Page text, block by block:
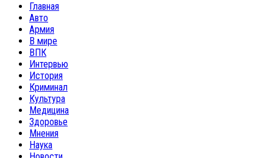
Главная
Авто
Армия
В мире
ВПК
Интервью
История
Криминал
Культура
Медицина
Здоровье
Мнения
Наука